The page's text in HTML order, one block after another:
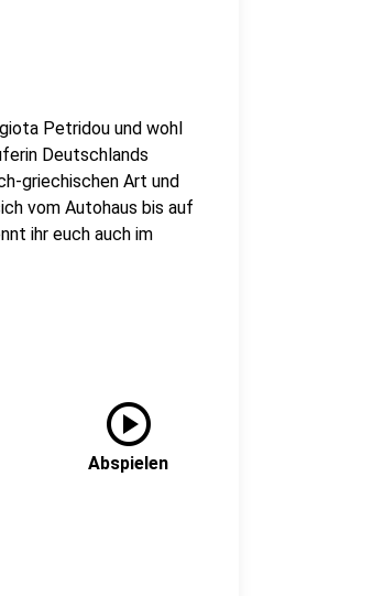
Petridou und wohl
Deutschlands
griechischen Art und
vom Autohaus bis auf
ihr euch auch im
play_circle
Abspielen